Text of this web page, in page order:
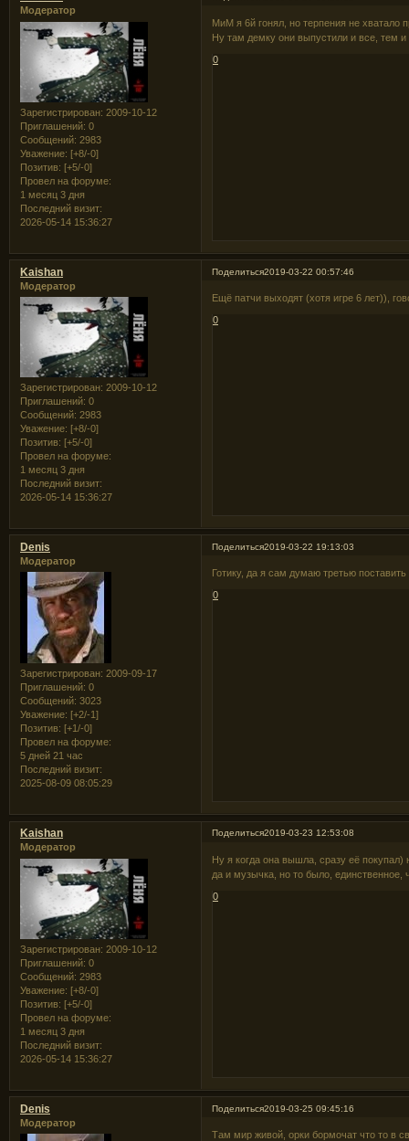
Модератор
Зарегистрирован: 2009-10-12
Приглашений: 0
Сообщений: 2983
Уважение: [+8/-0]
Позитив: [+5/-0]
Провел на форуме:
1 месяц 3 дня
Последний визит:
2026-05-14 15:36:27
МиМ я 6й гонял, но терпения не хватало
Ну там демку они выпустили и все, тем и
0
Поделиться2019-03-22 00:57:46
Kaishan
Модератор
Зарегистрирован: 2009-10-12
Приглашений: 0
Сообщений: 2983
Уважение: [+8/-0]
Позитив: [+5/-0]
Провел на форуме:
1 месяц 3 дня
Последний визит:
2026-05-14 15:36:27
Ещё патчи выходят (хотя игре 6 лет)),
0
Поделиться2019-03-22 19:13:03
Denis
Модератор
Зарегистрирован: 2009-09-17
Приглашений: 0
Сообщений: 3023
Уважение: [+2/-1]
Позитив: [+1/-0]
Провел на форуме:
5 дней 21 час
Последний визит:
2025-08-09 08:05:29
Готику, да я сам думаю третью
0
Поделиться2019-03-23 12:53:08
Kaishan
Модератор
Зарегистрирован: 2009-10-12
Приглашений: 0
Сообщений: 2983
Уважение: [+8/-0]
Позитив: [+5/-0]
Провел на форуме:
1 месяц 3 дня
Последний визит:
2026-05-14 15:36:27
Ну я когда она вышла, сразу её покупал)
да и музычка, но то было, единственное,
0
Поделиться2019-03-25 09:45:16
Denis
Модератор
Там мир живой, орки бормочат что то в